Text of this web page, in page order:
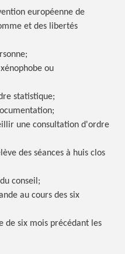
européenne de
et des libertés
ou
statistique;
une consultation d'ordre
des séances à huis clos
conseil;
au cours des six
de six mois précédant les